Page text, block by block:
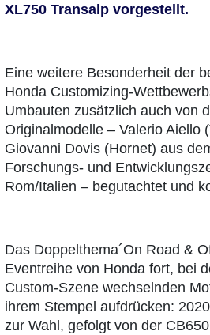
XL750 Transalp vorgestellt.
Eine weitere Besonderheit der
Honda Customizing-
Umbauten zusätzlich auch von
Originalmodelle – Valerio Aiello
Giovanni Dovis (Hornet) aus
Forschungs- und
Rom/Italien – begutachtet und
Das Doppelthema´On Road &
Eventreihe von Honda fort, bei
Custom-Szene wechselnden
ihrem Stempel aufdrücken:
zur Wahl, gefolgt von der